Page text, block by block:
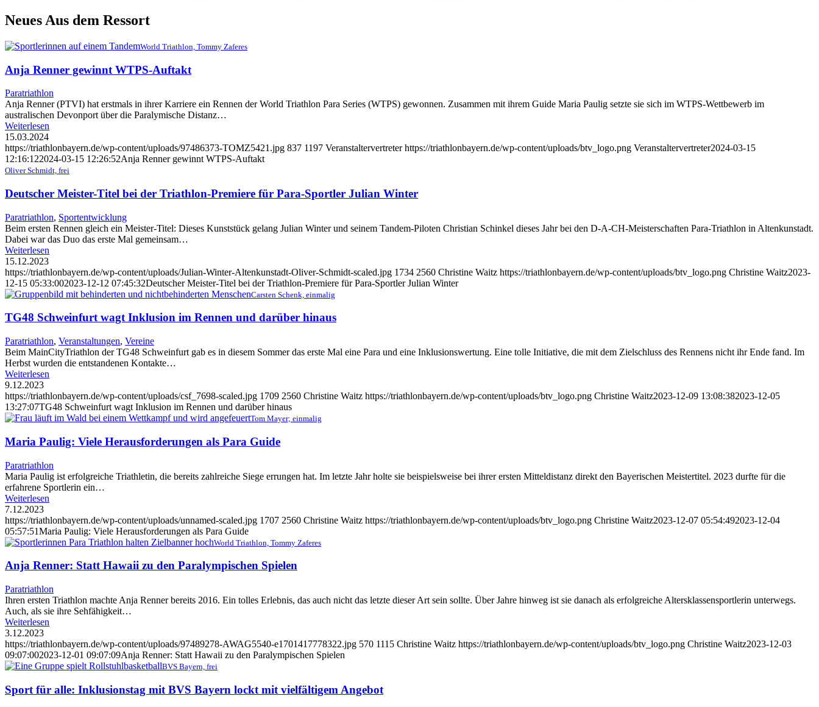
Neues Aus dem Ressort
World Triathlon, Tommy Zaferes
Anja Renner gewinnt WTPS-Auftakt
Paratriathlon
Anja Renner (PTVI) hat erstmals in ihrer Karriere ein Rennen der World Triathlon Para Series (WTPS) gewonnen. Zusammen mit ihrem Guide Maria Paulig setzte sie sich im WTPS-Wettbewerb im
australischen Devonport über die Paralymische Distanz…
Weiterlesen
15.03.2024
https://triathlonbayern.de/wp-content/uploads/97486373-TOMZ5421.jpg 837 1197 Veranstaltervertreter https://triathlonbayern.de/wp-content/uploads/btv_logo.png Veranstaltervertreter2024-03-15
12:16:122024-03-15 12:26:52Anja Renner gewinnt WTPS-Auftakt
Oliver Schmidt, frei
Deutscher Meister-Titel bei der Triathlon-Premiere für Para-Sportler Julian Winter
Paratriathlon, Sportentwicklung
Beim ersten Rennen gleich ein Meister-Titel: Dieses Kunststück gelang Julian Winter und seinem Tandem-Piloten Christian Schinkel dieses Jahr bei den D-A-CH-Meisterschaften Para-Triathlon in Altenkunstadt.
Dabei war das Duo das erste Mal gemeinsam…
Weiterlesen
15.12.2023
https://triathlonbayern.de/wp-content/uploads/Julian-Winter-Altenkunstadt-Oliver-Schmidt-scaled.jpg 1734 2560 Christine Waitz https://triathlonbayern.de/wp-content/uploads/btv_logo.png Christine Waitz2023-
12-15 05:33:002023-12-12 07:45:32Deutscher Meister-Titel bei der Triathlon-Premiere für Para-Sportler Julian Winter
Carsten Schenk, einmalig
TG48 Schweinfurt wagt Inklusion im Rennen und darüber hinaus
Paratriathlon, Veranstaltungen, Vereine
Beim MainCityTriathlon der TG48 Schweinfurt gab es in diesem Sommer das erste Mal eine Para und eine Inklusionswertung. Eine tolle Initiative, die mit dem Zielschluss des Rennens nicht ihr Ende fand. Im
Herbst wurden die entstandenen Kontakte…
Weiterlesen
9.12.2023
https://triathlonbayern.de/wp-content/uploads/csf_7698-scaled.jpg 1709 2560 Christine Waitz https://triathlonbayern.de/wp-content/uploads/btv_logo.png Christine Waitz2023-12-09 13:08:382023-12-05
13:27:07TG48 Schweinfurt wagt Inklusion im Rennen und darüber hinaus
Tom Mayer; einmalig
Maria Paulig: Viele Herausforderungen als Para Guide
Paratriathlon
Maria Paulig ist erfolgreiche Triathletin, die bereits zahlreiche Siege errungen hat. Im letzte Jahr holte sie beispielsweise bei ihrer ersten Mitteldistanz direkt den Bayerischen Meistertitel. 2023 durfte für die
erfahrene Sportlerin ein…
Weiterlesen
7.12.2023
https://triathlonbayern.de/wp-content/uploads/unnamed-scaled.jpg 1707 2560 Christine Waitz https://triathlonbayern.de/wp-content/uploads/btv_logo.png Christine Waitz2023-12-07 05:54:492023-12-04
05:57:51Maria Paulig: Viele Herausforderungen als Para Guide
World Triathlon, Tommy Zaferes
Anja Renner: Statt Hawaii zu den Paralympischen Spielen
Paratriathlon
Ihren ersten Triathlon machte Anja Renner bereits 2016. Ein tolles Erlebnis, das auch nicht das letzte dieser Art sein sollte. Über Jahre hinweg ist sie danach als erfolgreiche Altersklassensportlerin unterwegs.
Auch, als sie ihre Sehfähigkeit…
Weiterlesen
3.12.2023
https://triathlonbayern.de/wp-content/uploads/97489278-AWAG5540-e1701417778322.jpg 570 1115 Christine Waitz https://triathlonbayern.de/wp-content/uploads/btv_logo.png Christine Waitz2023-12-03
09:07:002023-12-01 09:07:09Anja Renner: Statt Hawaii zu den Paralympischen Spielen
BVS Bayern, frei
Sport für alle: Inklusionstag mit BVS Bayern lockt mit vielfältigem Angebot